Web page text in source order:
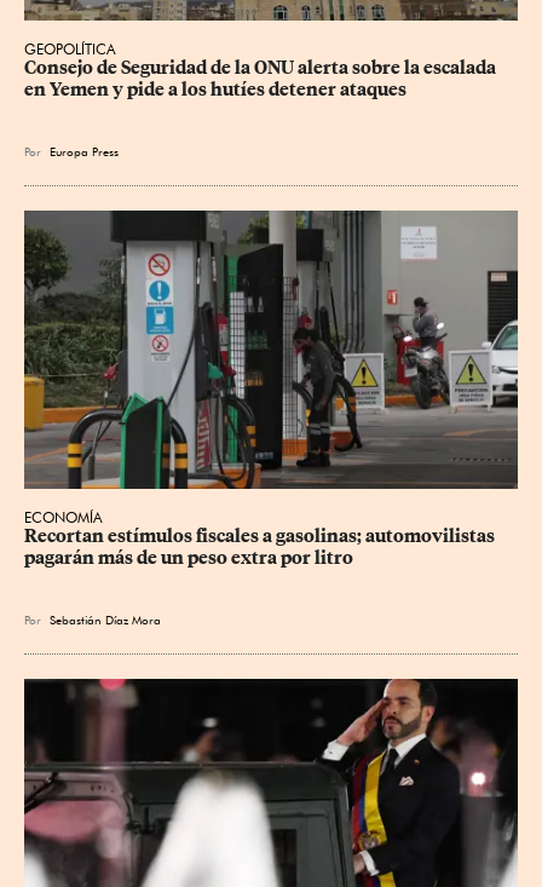
GEOPOLÍTICA
Consejo de Seguridad de la ONU alerta sobre la escalada
en Yemen y pide a los hutíes detener ataques
Por Europa Press
ECONOMÍA
Recortan estímulos fiscales a gasolinas; automovilistas
pagarán más de un peso extra por litro
Por Sebastián Díaz Mora